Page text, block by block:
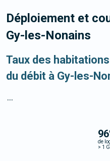
Déploiement et
Gy-les-Nonains
Taux des
du débit à Gy-les-
96
de
> 1
...